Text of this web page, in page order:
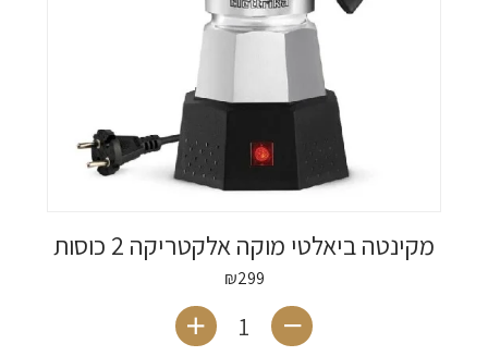
מקינטה ביאלטי מוקה אלקטריקה 2 כוסות
₪299
כמות של מקינטה ביאלטי מוקה